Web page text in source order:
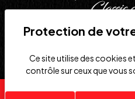
6 Rue des
1, 25630
Ce site utilise des cookies
contrôle sur ceux que vous